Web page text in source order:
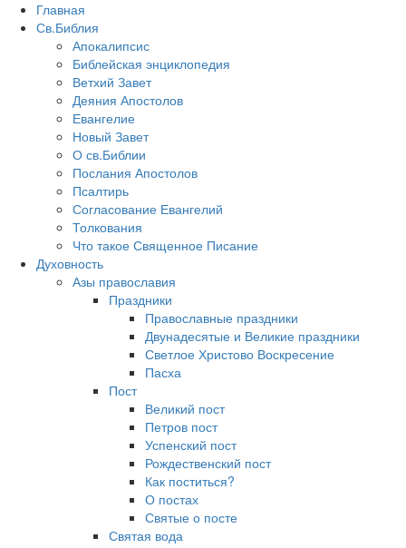
Главная
Св.Библия
Апокалипсис
Библейская энциклопедия
Ветхий Завет
Деяния Апостолов
Евангелие
Новый Завет
О св.Библии
Послания Апостолов
Псалтирь
Согласование Евангелий
Толкования
Что такое Священное Писание
Духовность
Азы православия
Праздники
Православные праздники
Двунадесятые и Великие праздники
Светлое Христово Воскресение
Пасха
Пост
Великий пост
Петров пост
Успенский пост
Рождественский пост
Как поститься?
О постах
Святые о посте
Святая вода